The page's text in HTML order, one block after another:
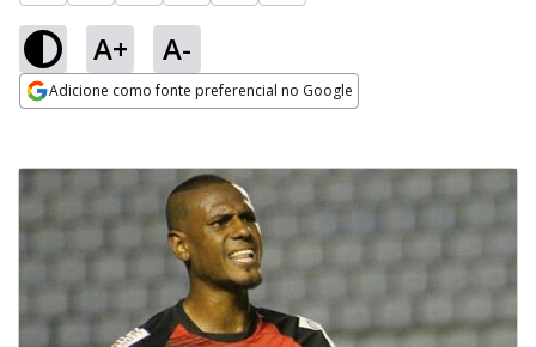
A+ A-
Adicione como fonte preferencial no Google